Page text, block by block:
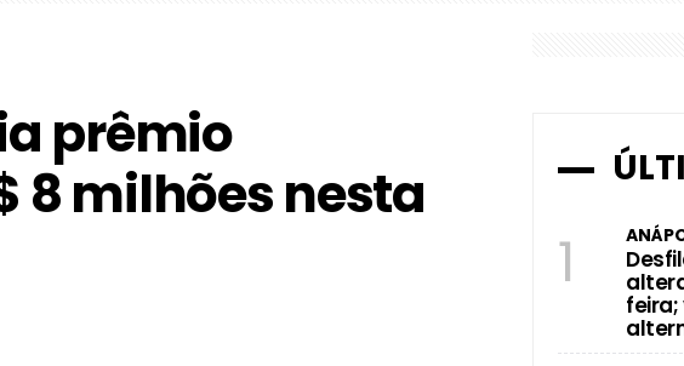
coberta em escola do Jardim Primavera e amplia estrutura da
recebe decisões do X1 e grande final da Copa Anápolis de Futsal
fundação de Anápolis será exibido gratuitamente em celebração aos
de Anápolis terá atendimento suspenso temporariamente para
prêmio
8 milhões nesta
1
feira;